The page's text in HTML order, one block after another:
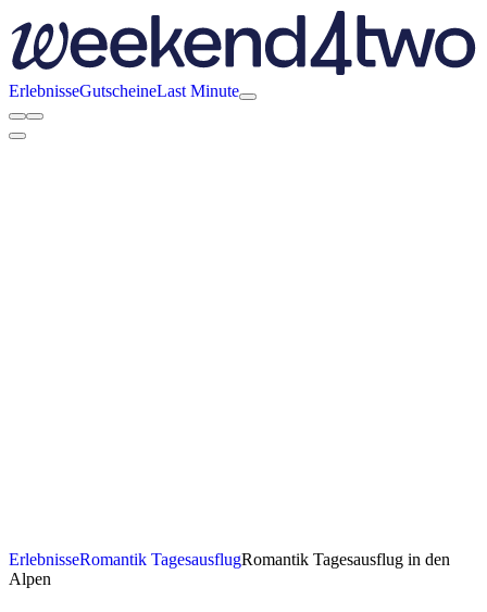
ErlebnisseGutscheineLast Minute
ErlebnisseRomantik TagesausflugRomantik Tagesausflug in den
Alpen